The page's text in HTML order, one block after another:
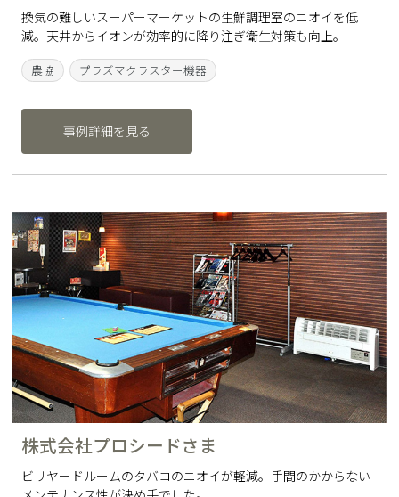
換気の難しいスーパーマーケットの生鮮調理室のニオイを低
減。天井からイオンが効率的に降り注ぎ衛生対策も向上。
農協 プラズマクラスター機器
事例詳細を見る
株式会社プロシードさま
ビリヤードルームのタバコのニオイが軽減。手間のかからない